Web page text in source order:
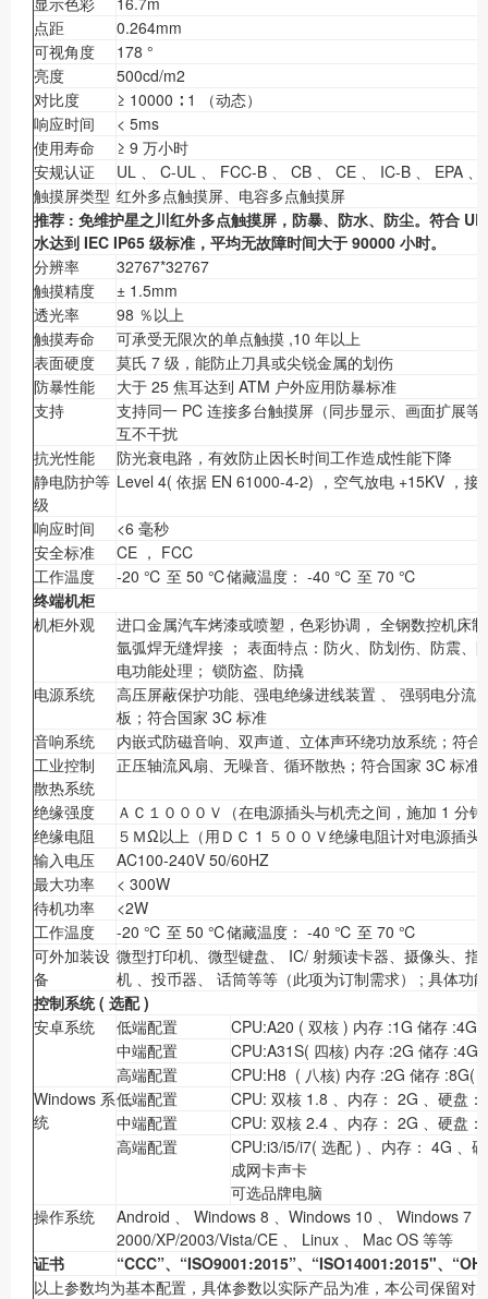
点距
0.264mm
可视角度
178 °
亮度
500cd/m2
对比度
≥ 10000 ∶ 1 （动态）
响应时间
< 5ms
使用寿命
≥ 9 万小时
安规认证
UL 、 C-UL 、 FCC-B 、 CB 、 CE 、 IC-B 、 EPA 、
触摸屏类型 红外多点触摸屏、电容多点触摸屏
推荐 : 免维护星之川红外多点触摸屏，防暴、防水、防尘。符合
水达到 IEC IP65 级标准，平均无故障时间大于 90000 小时。
分辨率
32767*32767
触摸精度
± 1.5mm
透光率
98 ％以上
触摸寿命
可承受无限次的单点触摸 ,10 年以上
表面硬度
莫氏 7 级，能防止刀具或尖锐金属的划伤
防暴性能
大于 25 焦耳达到 ATM 户外应用防暴标准
支持
支持同一 PC 连接多台触摸屏（同步显示、画面扩展
互不干扰
抗光性能
防光衰电路，有效防止因长时间工作造成性能下降
静电防护等
级
Level 4( 依据 EN 61000-4-2) ，空气放电 +15KV ，接
响应时间
<6 毫秒
安全标准
CE ， FCC
工作温度
-20 ℃ 至 50 ℃储藏温度： -40 ℃ 至 70 ℃
终端机柜
机柜外观
进口金属汽车烤漆或喷塑，色彩协调， 全钢数控机床
氩弧焊无缝焊接 ； 表面特点：防火、防划伤、防震、
电功能处理； 锁防盗、防撬
电源系统
高压屏蔽保护功能、强电绝缘进线装置 、 强弱电分流
板；符合国家 3C 标准
音响系统
内嵌式防磁音响、双声道、立体声环绕功放系统；符
工业控制
散热系统
正压轴流风扇、无噪音、循环散热；符合国家 3C 标准
绝缘强度
ＡＣ１０００Ｖ（在电源插头与机壳之间，施加 1 分
绝缘电阻
５ＭΩ以上（用ＤＣ 1 ５００Ｖ绝缘电阻计对电源插头
输入电压
AC100-240V 50/60HZ
最大功率
< 300W
待机功率
<2W
工作温度
-20 ℃ 至 50 ℃储藏温度： -40 ℃ 至 70 ℃
可外加装设
备
微型打印机、微型键盘、 IC/ 射频读卡器、摄像头、指
机 、投币器、 话筒等等（此项为订制需求） ; 具体功
控制系统 ( 选配 )
安卓系统
低端配置
CPU:A20 ( 双核 ) 内存 :1G 储存 :4G(
中端配置
CPU:A31S( 四核) 内存 :2G 储存
高端配置
CPU:H8 ( 八核) 内存 :2G 储存 :8G(
Windows 系
统
低端配置
CPU: 双核 1.8 、内存： 2G 、硬盘
中端配置
CPU: 双核 2.4 、内存： 2G 、硬盘
高端配置
CPU:i3/i5/i7( 选配 ) 、内存： 4G 、
成网卡声卡
可选品牌电脑
操作系统
Android 、 Windows 8 、Windows 10 、 Windows 7
2000/XP/2003/Vista/CE 、 Linux 、 Mac OS 等等
证书
“CCC”、“ISO9001:2015”、“ISO14001:2015"、
以上参数均为基本配置，具体参数以实际产品为准，本公司保留对